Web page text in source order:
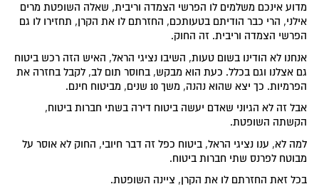
מדוע אינכם משלמים לו הפרשי הצמדה וריבית, שאלה השופטת מרים
אילני, הרי כבר הודיתם בטעותכם, החזרתם לו את הקרן, תחזירו לו גם
הפרשי הצמדה וריבית. זה החוק.
אנחנו לא הודינו בשום טעות, השיבו נציגי הראל, האיש הזה רכש ביטוח
גם אצלנו וגם בכלל. כעת הוא מבקש, בחוסר תום לב, לקבל בחזרה את
הפרמיות. כך יצא שהוא נהנה, משך 10 שנים, מביטוח חינם.
אבל זה לא הגיוני שאדם יעשה ביטוח דירה בשתי חברות ביטוח,
הקשתה השופטת.
למה לא, ענו נציגי הראל, ביטוח כפל זה דבר חיובי, החוק לא אוסר על
מבוטח לפרנס שתי חברות ביטוח.
בכל זאת החזרתם לו את הקרן, ציינה השופטת.